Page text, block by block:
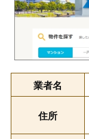
業者名
住所